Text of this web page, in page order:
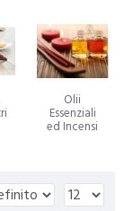
Olii
Essenziali
ed Incensi